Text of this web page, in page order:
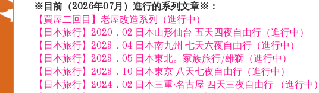
※目前（2026年07月）進行的系列文章※：
【買屋二回目】老屋改造系列（進行中）
【日本旅行】2020．02 日本山形仙台 五天四夜自由行（進行中）
【日本旅行】2023．04 日本南九州 七天六夜自由行（進行中）
【日本旅行】2023．05 日本東北。家族旅行/雄獅（進行中）
【日本旅行】2023．10 日本東京 八天七夜自由行（進行中）
【日本旅行】2024．02 日本三重·名古屋 四天三夜自由行 （進行中）